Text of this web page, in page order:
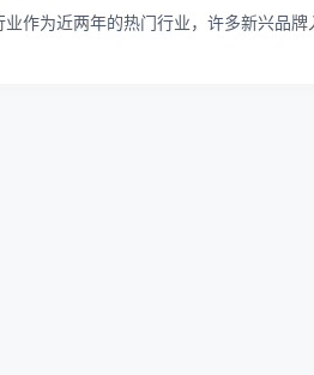
技，都在探索什么才是消费者的痛点，这